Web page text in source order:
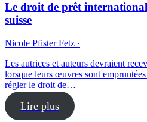
Le droit de prêt
suisse
Nicole Pfister Fetz ·
Les autrices et auteurs devraient
lorsque leurs œuvres sont
régler le droit de…
Lire plus